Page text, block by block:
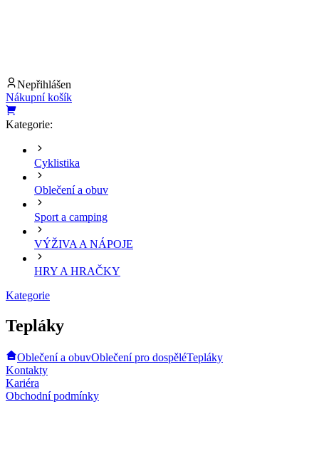
Nepřihlášen
Nákupní košík
Kategorie:
Cyklistika
Oblečení a obuv
Sport a camping
VÝŽIVA A NÁPOJE
HRY A HRAČKY
Kategorie
Tepláky
Oblečení a obuvOblečení pro dospěléTepláky
Kontakty
Kariéra
Obchodní podmínky